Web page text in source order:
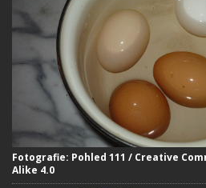
Fotografie: Pohled 111 / Creative
Alike 4.0